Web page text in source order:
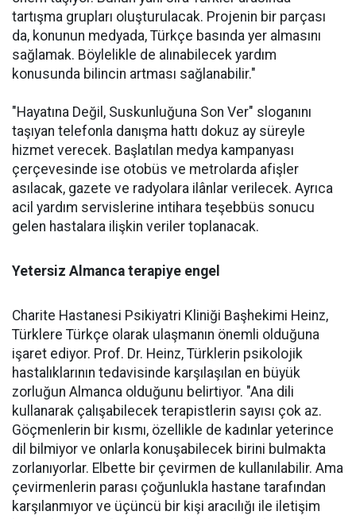
tartışma grupları oluşturulacak. Projenin bir parçası
da, konunun medyada, Türkçe basında yer almasını
sağlamak. Böylelikle de alınabilecek yardım
konusunda bilincin artması sağlanabilir."
"Hayatına Değil, Suskunluğuna Son Ver" sloganını
taşıyan telefonla danışma hattı dokuz ay süreyle
hizmet verecek. Başlatılan medya kampanyası
çerçevesinde ise otobüs ve metrolarda afişler
asılacak, gazete ve radyolara ilânlar verilecek. Ayrıca
acil yardım servislerine intihara teşebbüs sonucu
gelen hastalara ilişkin veriler toplanacak.
Yetersiz Almanca terapiye engel
Charite Hastanesi Psikiyatri Kliniği Başhekimi Heinz,
Türklere Türkçe olarak ulaşmanın önemli olduğuna
işaret ediyor. Prof. Dr. Heinz, Türklerin psikolojik
hastalıklarının tedavisinde karşılaşılan en büyük
zorluğun Almanca olduğunu belirtiyor. "Ana dili
kullanarak çalışabilecek terapistlerin sayısı çok az.
Göçmenlerin bir kısmı, özellikle de kadınlar yeterince
dil bilmiyor ve onlarla konuşabilecek birini bulmakta
zorlanıyorlar. Elbette bir çevirmen de kullanılabilir. Ama
çevirmenlerin parası çoğunlukla hastane tarafından
karşılanmıyor ve üçüncü bir kişi aracılığı ile iletişim